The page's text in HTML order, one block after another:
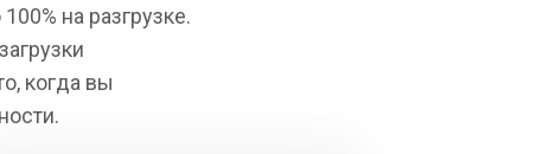
на разгрузке.
когда вы